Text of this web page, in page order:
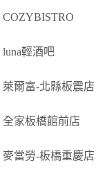
COZYBISTRO
luna輕酒吧
萊爾富-北縣板震店
全家板橋館前店
麥當勞-板橋重慶店